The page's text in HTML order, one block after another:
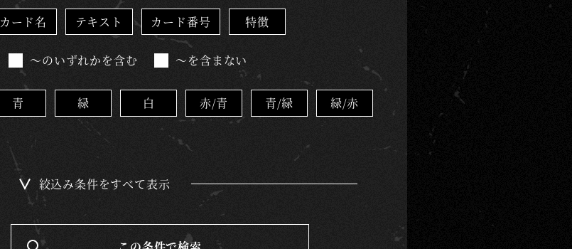
カード名 テキスト カード番号 特徴
～のいずれかを含む ～を含まない
青 緑 白 赤/青 青/緑 緑/赤
絞込み条件をすべて表示